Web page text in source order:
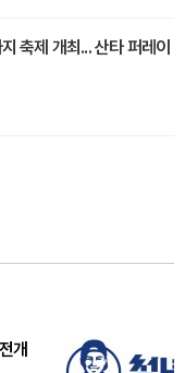
축제 개최... 산타 퍼레이
개